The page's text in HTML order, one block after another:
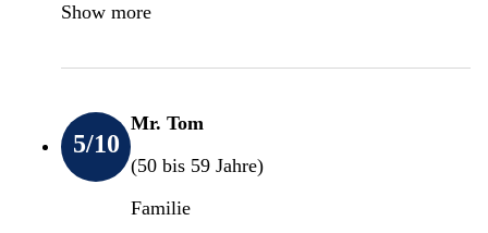
Show more
5/10
Mr. Tom
(50 bis 59 Jahre)
Familie